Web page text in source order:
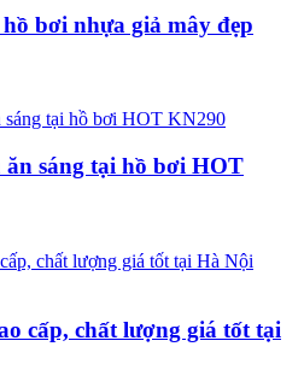
bơi nhựa giả mây đẹp
sáng tại hồ bơi HOT
cấp, chất lượng giá tốt tại